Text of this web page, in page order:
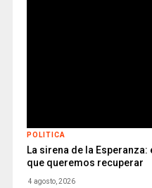
POLITICA
La sirena de la
que queremos recuperar
4 agosto, 2026